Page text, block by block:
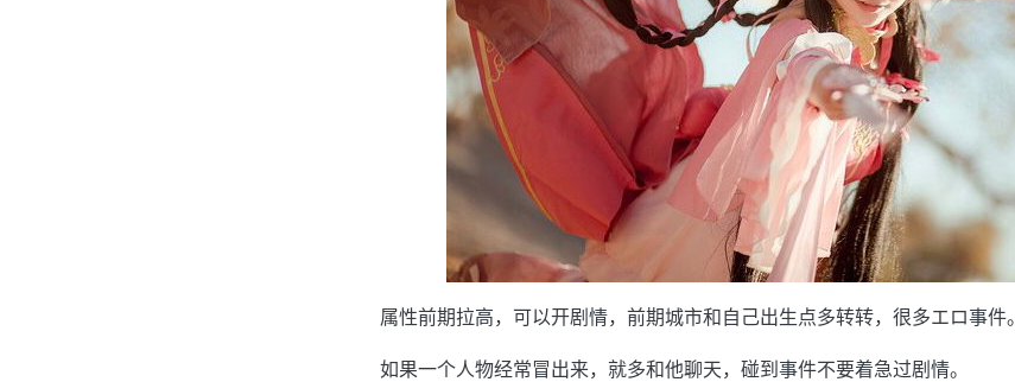
属性前期拉高，可以开剧情，前期城市和自己出生点多转转，很多エロ事件。
如果一个人物经常冒出来，就多和他聊天，碰到事件不要着急过剧情。